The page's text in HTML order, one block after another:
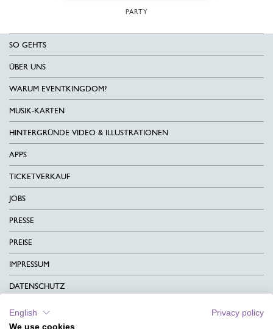
PARTY
SO GEHTS
ÜBER UNS
WARUM EVENTKINGDOM?
MUSIK-KARTEN
HINTERGRÜNDE VIDEO & ILLUSTRATIONEN
APPS
TICKETVERKAUF
JOBS
PRESSE
PREISE
IMPRESSUM
DATENSCHUTZ
KONTAKT
English
Privacy policy
We use cookies